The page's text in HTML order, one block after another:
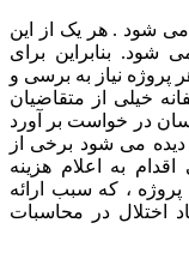
شود . هر یک از این
بنابراین برای
نیاز به برسی و
خیلی از متقاضیان
در خواست بر آورد
دیده می شود برخی از
به اعلام هزینه
پروژه ، که سبب ارائه
اختلال در محاسبات